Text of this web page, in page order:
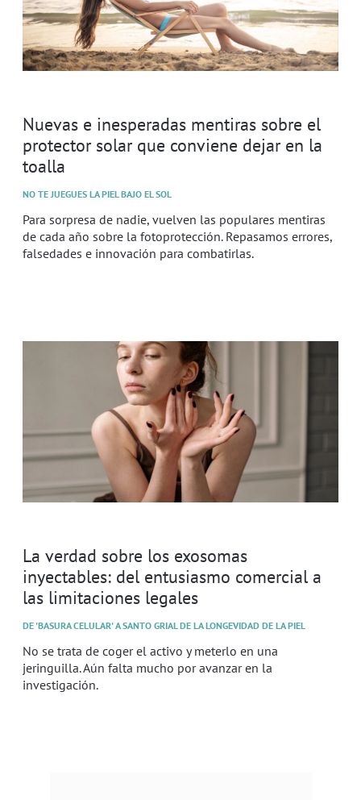
Nuevas e inesperadas mentiras sobre el
protector solar que conviene dejar en la
toalla
NO TE JUEGUES LA PIEL BAJO EL SOL
Para sorpresa de nadie, vuelven las populares mentiras
de cada año sobre la fotoprotección. Repasamos errores,
falsedades e innovación para combatirlas.
La verdad sobre los exosomas
inyectables: del entusiasmo comercial a
las limitaciones legales
DE 'BASURA CELULAR' A SANTO GRIAL DE LA LONGEVIDAD DE LA PIEL
No se trata de coger el activo y meterlo en una
jeringuilla. Aún falta mucho por avanzar en la
investigación.